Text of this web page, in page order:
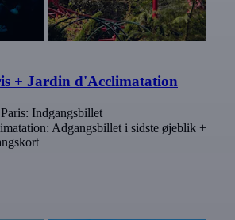
+ Jardin d'Acclimatation
Indgangsbillet
Adgangsbillet i sidste øjeblik +